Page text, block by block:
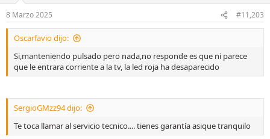
e
s
8 Marzo 2025 #11,203
Oscarfavio dijo:
Si,manteniendo pulsado pero nada,no responde es que ni parece
que le entrara corriente a la tv, la led roja ha desaparecido
SergioGMzz94 dijo:
Te toca llamar al servicio tecnico.... tienes garantía asique tranquilo